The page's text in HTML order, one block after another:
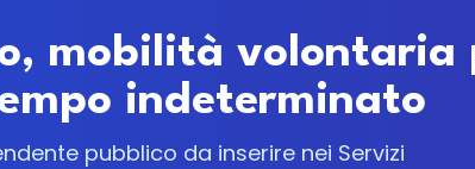
mobilità
indeterminato
pubblico da inserire nei Servizi